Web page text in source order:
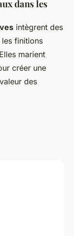
dans les
intègrent des
finitions
marient
créer une
des